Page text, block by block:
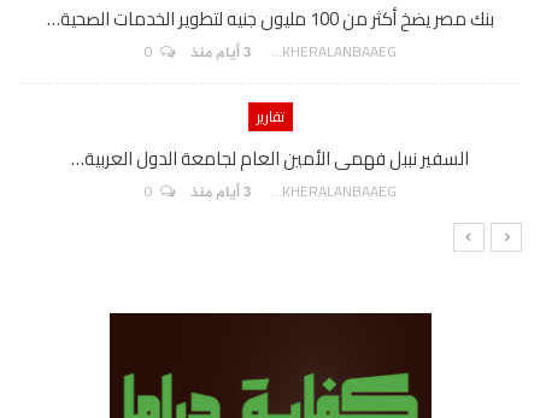
بنك مصر يضخ أكثر من 100 مليون جنيه لتطوير الخدمات الصحية…
AKHERALANBAAEG 3 أيام منذ
تقارير
السفير نببل فهمى الأمين العام لجامعة الدول العربية…
AKHERALANBAAEG 3 أيام منذ